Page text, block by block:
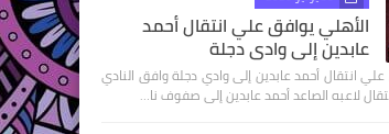
الأهلي يوافق علي انتقال أحمد
عابدين إلى وادي دجلة
انتقال أحمد عابدين إلى وادي دجلة وافق النادي
لاعبه الصاعد أحمد عابدين إلى صفوف نا…